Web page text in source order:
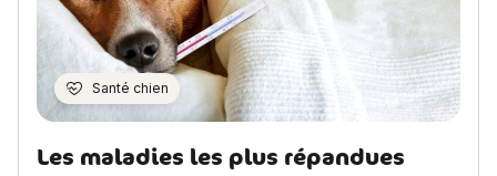
Santé chien
Les maladies les plus répandues